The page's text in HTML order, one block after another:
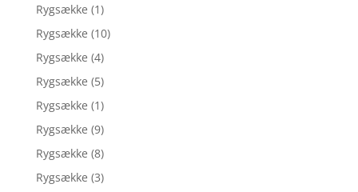
Rygsække (1)
Rygsække (10)
Rygsække (4)
Rygsække (5)
Rygsække (1)
Rygsække (9)
Rygsække (8)
Rygsække (3)